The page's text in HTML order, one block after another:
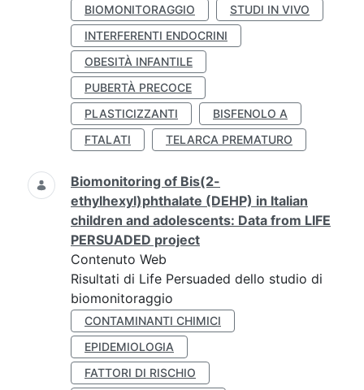
BIOMONITORAGGIO
STUDI IN VIVO
INTERFERENTI ENDOCRINI
OBESITÀ INFANTILE
PUBERTÀ PRECOCE
PLASTICIZZANTI
BISFENOLO A
FTALATI
TELARCA PREMATURO
Biomonitoring of Bis(2-
ethylhexyl)phthalate (DEHP) in Italian
children and adolescents: Data from LIFE
PERSUADED project
Contenuto Web
Risultati di Life Persuaded dello studio di
biomonitoraggio
CONTAMINANTI CHIMICI
EPIDEMIOLOGIA
FATTORI DI RISCHIO